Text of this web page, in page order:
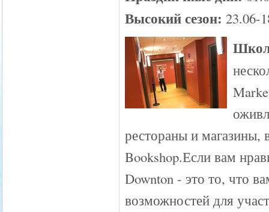
Высокий сезон: 23.06-
рестораны и магазины,
Bookshop.Если вам
Downton - это то, что
возможностей для